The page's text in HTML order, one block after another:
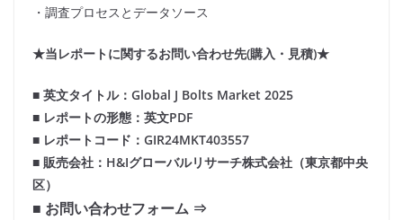
・調査プロセスとデータソース
★当レポートに関するお問い合わせ先(購入・見積)★
■ 英文タイトル：Global J Bolts Market 2025
■ レポートの形態：英文PDF
■ レポートコード：GIR24MKT403557
■ 販売会社：H&Iグローバルリサーチ株式会社（東京都中央
区）
■ お問い合わせフォーム ⇒